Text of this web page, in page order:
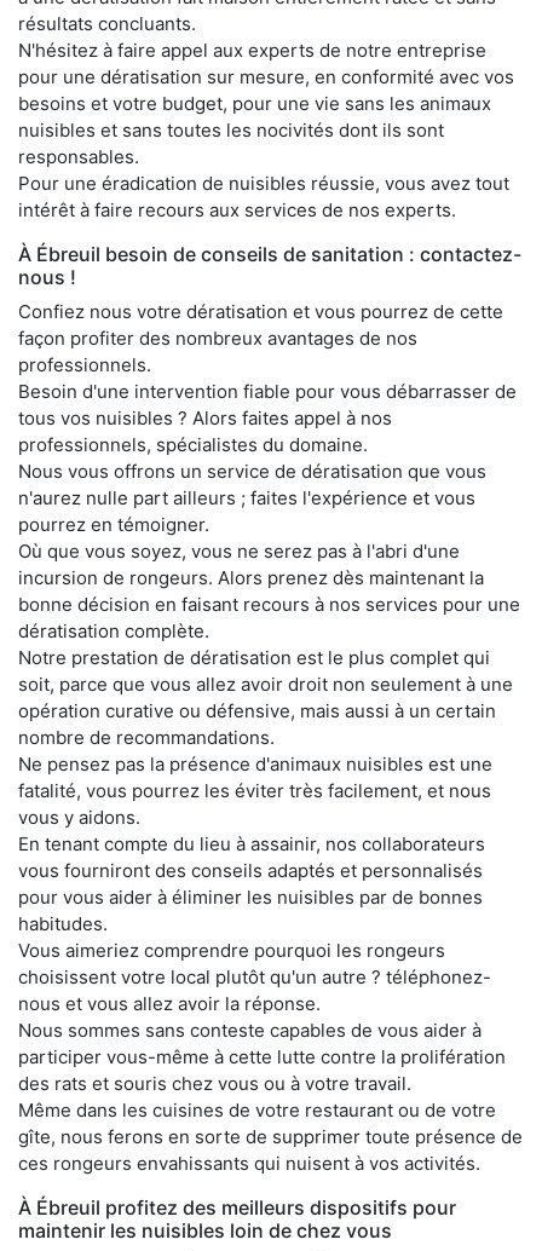
résultats concluants.
N'hésitez à faire appel aux experts de notre entreprise
pour une dératisation sur mesure, en conformité avec vos
besoins et votre budget, pour une vie sans les animaux
nuisibles et sans toutes les nocivités dont ils sont
responsables.
Pour une éradication de nuisibles réussie, vous avez tout
intérêt à faire recours aux services de nos experts.
À Ébreuil besoin de conseils de sanitation : contactez-
nous !
Confiez nous votre dératisation et vous pourrez de cette
façon profiter des nombreux avantages de nos
professionnels.
Besoin d'une intervention fiable pour vous débarrasser de
tous vos nuisibles ? Alors faites appel à nos
professionnels, spécialistes du domaine.
Nous vous offrons un service de dératisation que vous
n'aurez nulle part ailleurs ; faites l'expérience et vous
pourrez en témoigner.
Où que vous soyez, vous ne serez pas à l'abri d'une
incursion de rongeurs. Alors prenez dès maintenant la
bonne décision en faisant recours à nos services pour une
dératisation complète.
Notre prestation de dératisation est le plus complet qui
soit, parce que vous allez avoir droit non seulement à une
opération curative ou défensive, mais aussi à un certain
nombre de recommandations.
Ne pensez pas la présence d'animaux nuisibles est une
fatalité, vous pourrez les éviter très facilement, et nous
vous y aidons.
En tenant compte du lieu à assainir, nos collaborateurs
vous fourniront des conseils adaptés et personnalisés
pour vous aider à éliminer les nuisibles par de bonnes
habitudes.
Vous aimeriez comprendre pourquoi les rongeurs
choisissent votre local plutôt qu'un autre ? téléphonez-
nous et vous allez avoir la réponse.
Nous sommes sans conteste capables de vous aider à
participer vous-même à cette lutte contre la prolifération
des rats et souris chez vous ou à votre travail.
Même dans les cuisines de votre restaurant ou de votre
gîte, nous ferons en sorte de supprimer toute présence de
ces rongeurs envahissants qui nuisent à vos activités.
À Ébreuil profitez des meilleurs dispositifs pour
maintenir les nuisibles loin de chez vous